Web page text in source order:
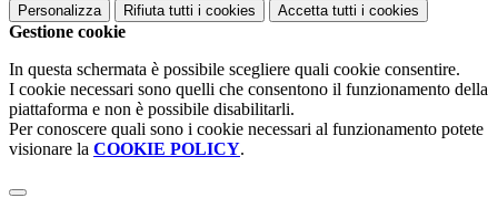
Personalizza Rifiuta tutti i cookies Accetta tutti i cookies
Gestione cookie
In questa schermata è possibile scegliere quali cookie consentire.
I cookie necessari sono quelli che consentono il funzionamento della
piattaforma e non è possibile disabilitarli.
Per conoscere quali sono i cookie necessari al funzionamento potete
visionare la COOKIE POLICY.